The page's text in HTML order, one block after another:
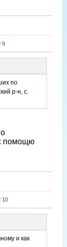
9
по
р-н, с.
помощю
10
и как